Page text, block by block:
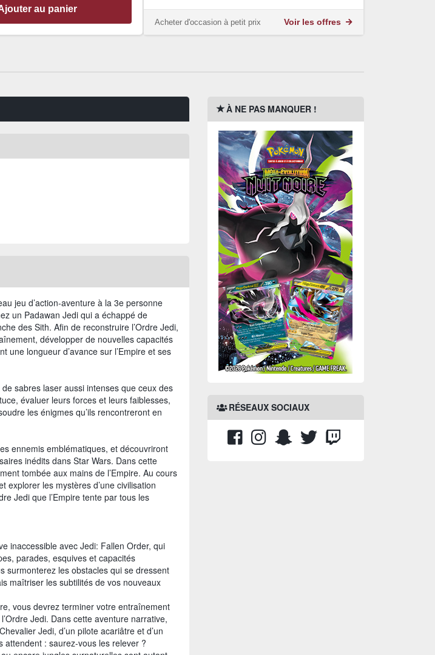
au panier
Acheter d'occasion à petit prix Voir les offres
jeu d’action-aventure à la 3e personne
un Padawan Jedi qui a échappé de
des Sith. Afin de reconstruire l’Ordre Jedi,
développer de nouvelles capacités
longueur d’avance sur l’Empire et ses
sabres laser aussi intenses que ceux des
évaluer leurs forces et leurs faiblesses,
les énigmes qu’ils rencontreront en
ennemis emblématiques, et découvriront
inédits dans Star Wars. Dans cette
tombée aux mains de l’Empire. Au cours
les mystères d’une civilisation
Jedi que l’Empire tente par tous les
inaccessible avec Jedi: Fallen Order, qui
parades, esquives et capacités
surmonterez les obstacles qui se dressent
maîtriser les subtilités de vos nouveaux
vous devrez terminer votre entraînement
Jedi. Dans cette aventure narrative,
Jedi, d’un pilote acariâtre et d’un
: saurez-vous les relever ?
À NE PAS MANQUER !
RÉSEAUX SOCIAUX